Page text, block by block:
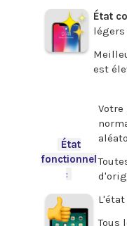
État
est
État
fonctionnel
:
Tous